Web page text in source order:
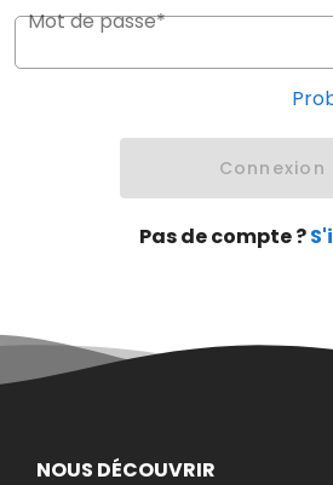
Mot de passe*
Connexion
Pas de compte ?
NOUS DÉCOUVRIR